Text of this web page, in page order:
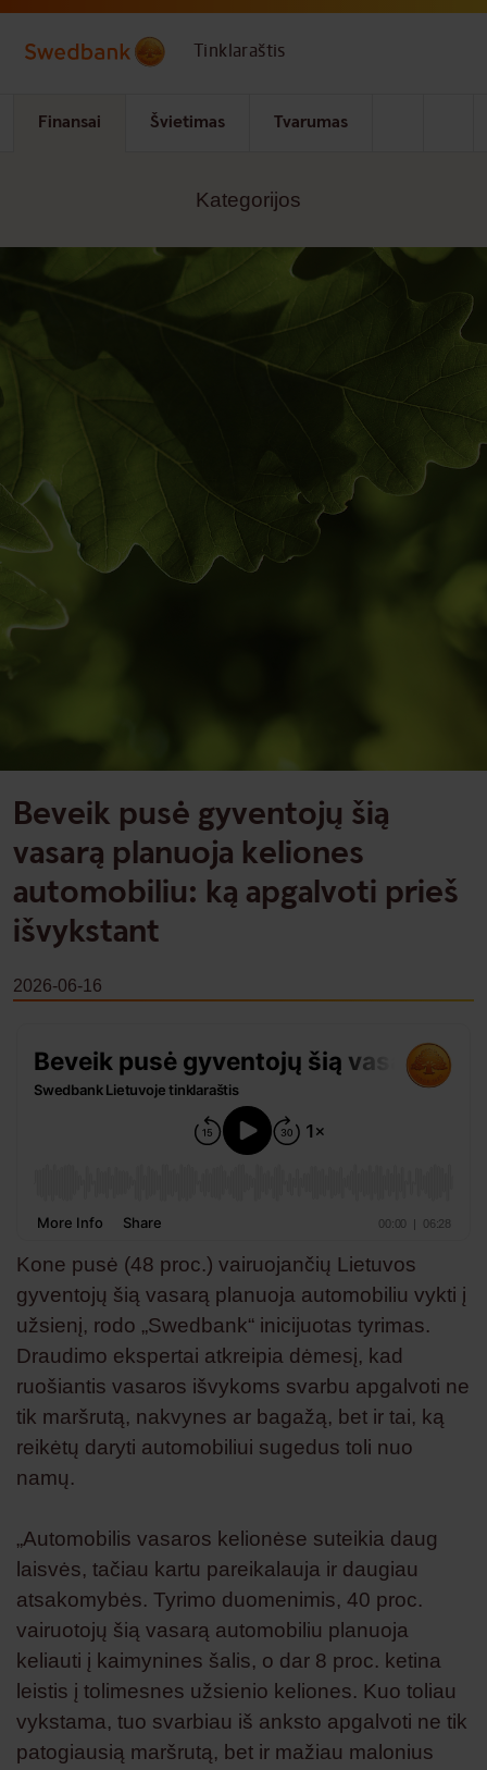
Skip to main content
Tinklaraštis
Finansai Švietimas Tvarumas
Kategorijos
Beveik pusė gyventojų šią
vasarą planuoja keliones
automobiliu: ką apgalvoti prieš
išvykstant
2026-06-16
Kone pusė (48 proc.) vairuojančių Lietuvos
gyventojų šią vasarą planuoja automobiliu vykti į
užsienį, rodo „Swedbank“ inicijuotas tyrimas.
Draudimo ekspertai atkreipia dėmesį, kad
ruošiantis vasaros išvykoms svarbu apgalvoti ne
tik maršrutą, nakvynes ar bagažą, bet ir tai, ką
reikėtų daryti automobiliui sugedus toli nuo
namų.
„Automobilis vasaros kelionėse suteikia daug
laisvės, tačiau kartu pareikalauja ir daugiau
atsakomybės. Tyrimo duomenimis, 40 proc.
vairuotojų šią vasarą automobiliu planuoja
keliauti į kaimynines šalis, o dar 8 proc. ketina
leistis į tolimesnes užsienio keliones. Kuo toliau
vykstama, tuo svarbiau iš anksto apgalvoti ne tik
patogiausią maršrutą, bet ir mažiau malonius